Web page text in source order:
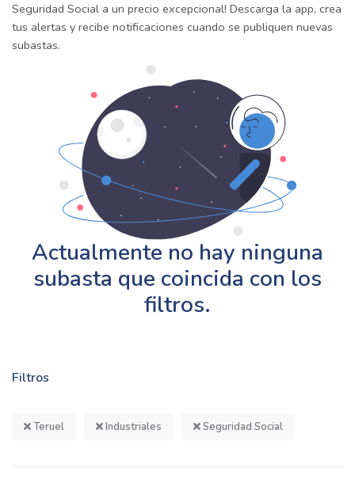
Filtros
Teruel Industriales Seguridad Social
Seguridad Social a un precio excepcional! Descarga la app, crea
tus alertas y recibe notificaciones cuando se publiquen nuevas
subastas.
Actualmente no hay ninguna
subasta que coincida con los
filtros.